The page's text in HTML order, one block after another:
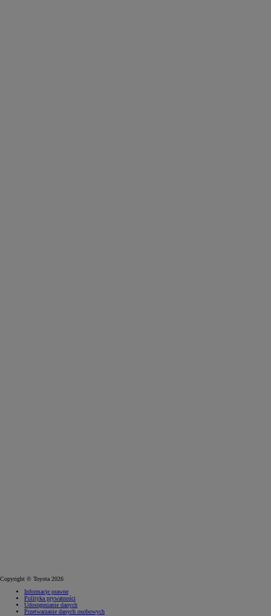
Copyright © Toyota 2026
Informacje prawne
Polityka prywatności
Udostępnianie danych
Przetwarzanie danych osobowych